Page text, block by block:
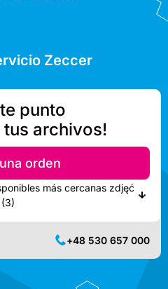
Zeccer
punto
tus archivos!
orden
más cercanas zdjęć
(3)
+48 530 657 000